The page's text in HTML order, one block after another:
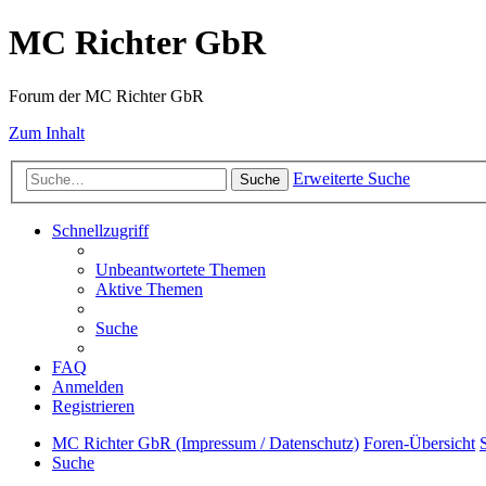
MC Richter GbR
Forum der MC Richter GbR
Zum Inhalt
Suche Erweiterte Suche
Schnellzugriff
Unbeantwortete Themen
Aktive Themen
Suche
FAQ
Anmelden
Registrieren
MC Richter GbR (Impressum / Datenschutz) Foren-Übersicht
Suche